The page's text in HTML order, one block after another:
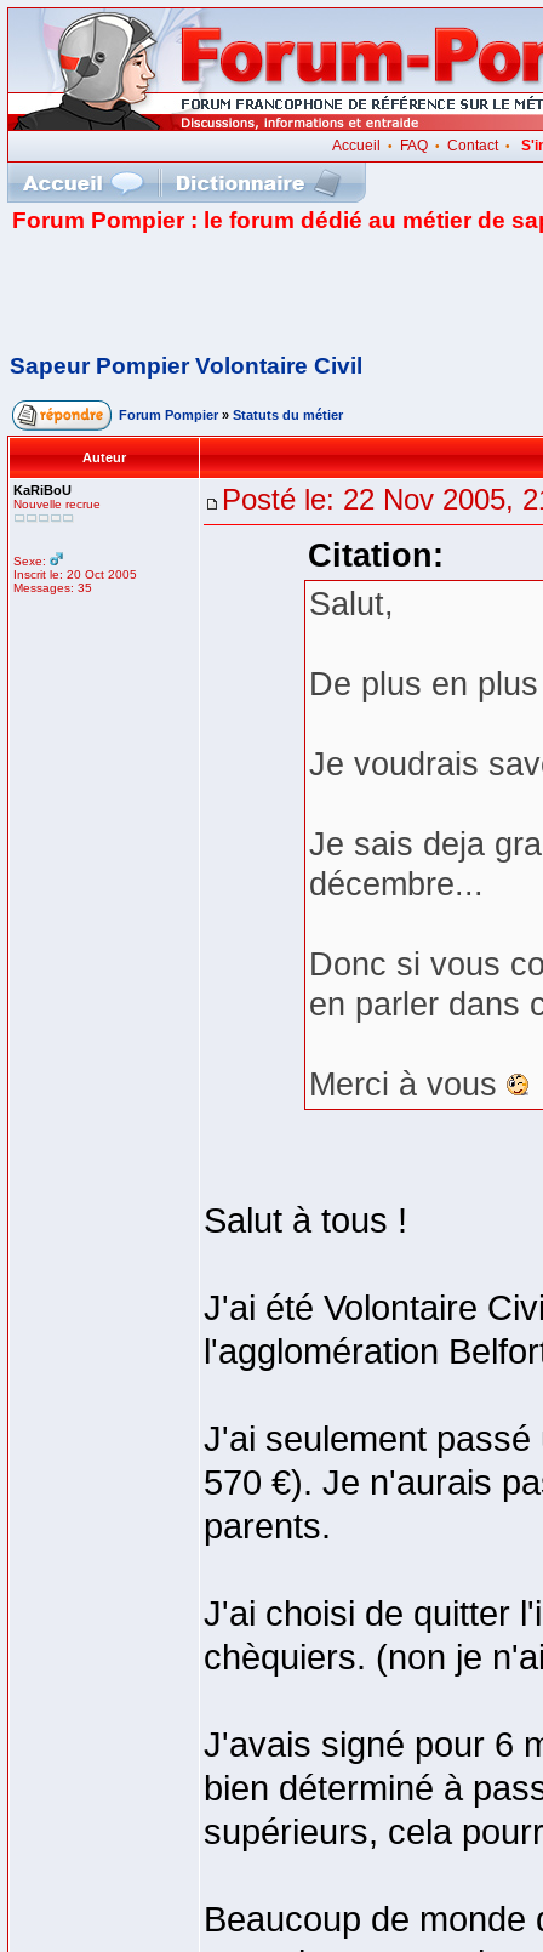
Accueil • FAQ• Contact•
Forum Pompier : le forum dédié au métier de
Sapeur Pompier Volontaire Civil
Forum Pompier » Statuts du métier
Auteur
KaRiBoU
Nouvelle recrue
Sexe:
Inscrit le: 20 Oct 2005
Messages: 35
Posté le: 22 Nov 2005,
Citation:
Salut,
De plus en
Je voudrais
Je sais deja
décembre...
Donc si vous
en parler dans
Merci à vous
Salut à tous !
J'ai été Volontaire
l'agglomération
J'ai seulement
570 €). Je n'aurais
parents.
J'ai choisi de quitter
chèquiers. (non je
J'avais signé pour 6
bien déterminé à
supérieurs, cela
Beaucoup de